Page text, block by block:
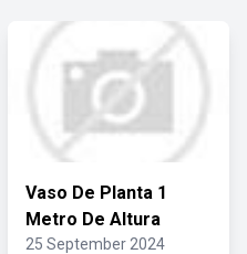
Vaso De Planta 1
Metro De Altura
25 September 2024